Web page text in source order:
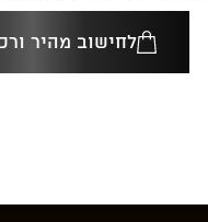
לחישוב מהיר